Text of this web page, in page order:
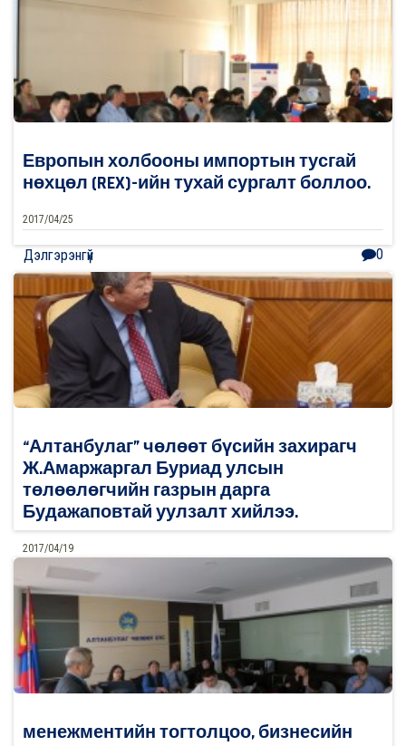
Европын холбооны импортын тусгай
нөхцөл (REX)-ийн тухай сургалт боллоо.
2017/04/25
Дэлгэрэнгүй 0
“Алтанбулаг” чөлөөт бүсийн захирагч
Ж.Амаржаргал Буриад улсын
төлөөлөгчийн газрын дарга
Будажаповтай уулзалт хийлээ.
2017/04/19
Дэлгэрэнгүй 0
менежментийн тогтолцоо, бизнесийн